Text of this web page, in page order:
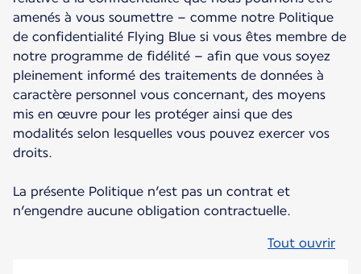
amenés à vous soumettre – comme notre Politique
de confidentialité Flying Blue si vous êtes membre de
notre programme de fidélité – afin que vous soyez
pleinement informé des traitements de données à
caractère personnel vous concernant, des moyens
mis en œuvre pour les protéger ainsi que des
modalités selon lesquelles vous pouvez exercer vos
droits.
La présente Politique n’est pas un contrat et
n’engendre aucune obligation contractuelle.
Tout ouvrir